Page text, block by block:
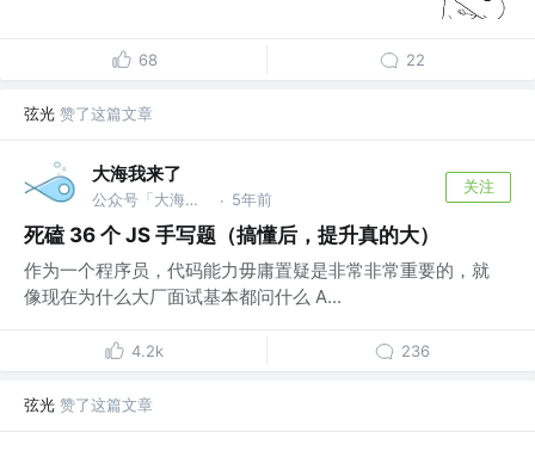
68 22
弦光 赞了这篇文章
大海我来了
公众号「大海我来了」 @bm · 5年前
关注
死磕 36 个 JS 手写题（搞懂后，提升真的大）
作为一个程序员，代码能力毋庸置疑是非常非常重要的，就
像现在为什么大厂面试基本都问什么 A...
4.2k 236
弦光 赞了这篇文章